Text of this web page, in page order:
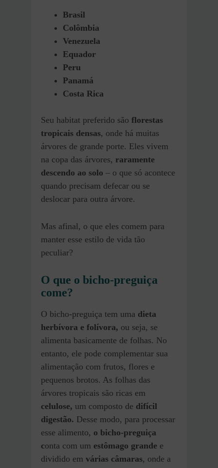
Brasil
Colômbia
Venezuela
Equador
Peru
Panamá
Costa Rica
Seu habitat preferido são florestas
tropicais densas, onde há muitas
árvores de grande porte. Eles vivem
na copa das árvores, raramente
descendo ao solo – o que só acontece
quando precisam defecar ou se
deslocar para outra árvore.
Mas afinal, o que eles comem para
manter esse estilo de vida tão
peculiar?
O que o bicho-preguiça
come?
O bicho-preguiça tem uma dieta
herbívora e folívora, ou seja, se
alimenta basicamente de folhas. No
entanto, ele pode complementar sua
alimentação com frutos, flores e
pequenos brotos. As folhas das
árvores tropicais são ricas em
celulose, um composto de difícil
digestão. Desse modo, para processar
esse alimento, o bicho-preguiça
conta com um estômago grande e
dividido em várias câmaras, onde a